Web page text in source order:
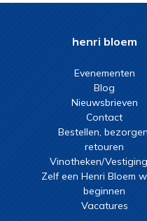
henri bloem
Evenementen
Blog
Nieuwsbrieven
Contact
Bestellen,
retouren
Vinotheken/
Zelf een Henri Bloem
beginnen
Vacatures